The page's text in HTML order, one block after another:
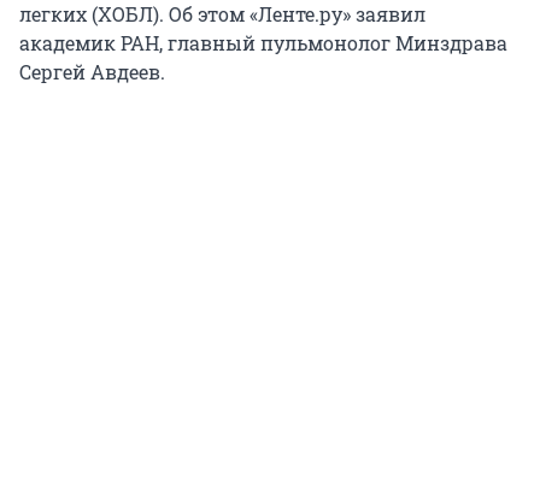
легких (ХОБЛ). Об этом «Ленте.ру» заявил
академик РАН, главный пульмонолог Минздрава
Сергей Авдеев.